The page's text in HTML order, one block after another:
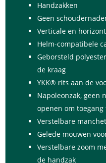
Handzakken
Geen
Verticale en
Helm-compatibele
Geborsteld
de kraag
YKK® rits aan de
Napoleonzak, geen
openen om toegang
Verstelbare
Gelede mouwen
Verstelbare zoom
de handzak